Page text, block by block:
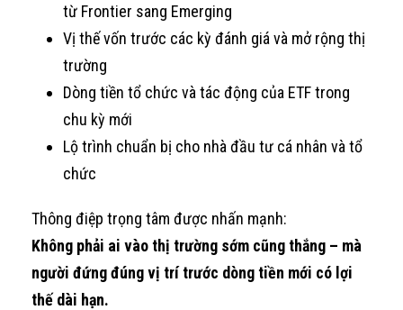
từ Frontier sang Emerging
Vị thế vốn trước các kỳ đánh giá và mở rộng thị
trường
Dòng tiền tổ chức và tác động của ETF trong
chu kỳ mới
Lộ trình chuẩn bị cho nhà đầu tư cá nhân và tổ
chức
Thông điệp trọng tâm được nhấn mạnh:
Không phải ai vào thị trường sớm cũng thắng – mà
người đứng đúng vị trí trước dòng tiền mới có lợi
thế dài hạn.